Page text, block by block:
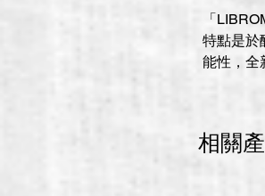
「
特點是於
能性，全
相關